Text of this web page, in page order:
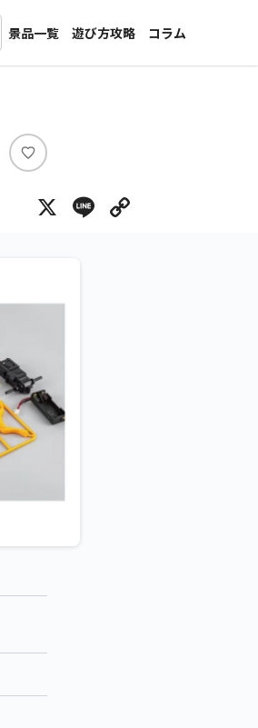
景品一覧
新着景品
メーカー一覧
遊び方攻略
コラム
インタビュー
い
ね
X Line